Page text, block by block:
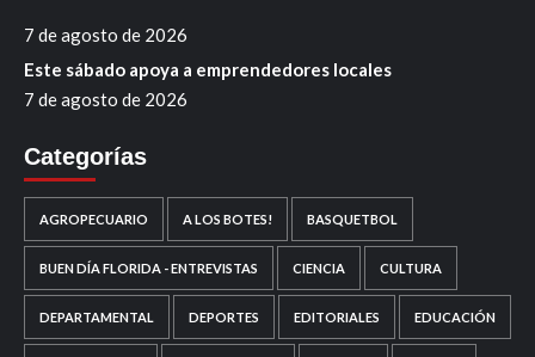
7 de agosto de 2026
Este sábado apoya a emprendedores locales
7 de agosto de 2026
Categorías
AGROPECUARIO A LOS BOTES! BASQUETBOL
BUEN DÍA FLORIDA - ENTREVISTAS CIENCIA CULTURA
DEPARTAMENTAL DEPORTES EDITORIALES EDUCACIÓN